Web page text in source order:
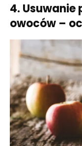
4.
owoców –